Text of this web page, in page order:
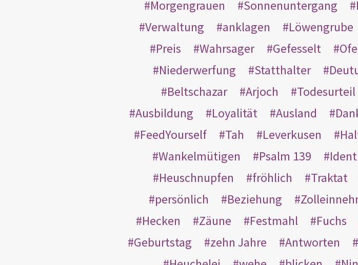
Morgengrauen
Sonnenuntergang
Verwaltung
anklagen Löwengrube
Preis
Wahrsager Gefesselt
Niederwerfung
Statthalter
Beltschazar
Arjoch Todesurteil
Ausbildung
Loyalität Ausland
FeedYourself
Tah Leverkusen
Wankelmütigen
Psalm 139
Heuschnupfen
fröhlich Traktat
persönlich
Beziehung
Hecken
Zäune Festmahl Fuchs
Geburtstag
zehn Jahre Antworten